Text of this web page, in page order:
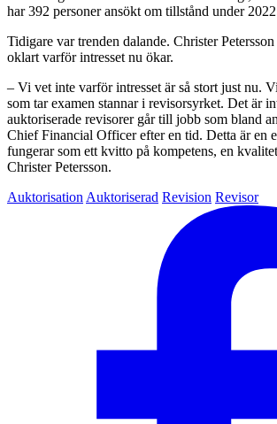
har 392 personer ansökt om tillstånd under
Tidigare var trenden dalande. Christer Petersson
oklart varför intresset nu ökar.
– Vi vet inte varför intresset är så stort just nu.
som tar examen stannar i revisorsyrket. Det är
auktoriserade revisorer går till jobb som bland
Chief Financial Officer efter en tid. Detta är en
fungerar som ett kvitto på kompetens, en
Christer Petersson.
Auktorisation Auktoriserad Revision Revisor